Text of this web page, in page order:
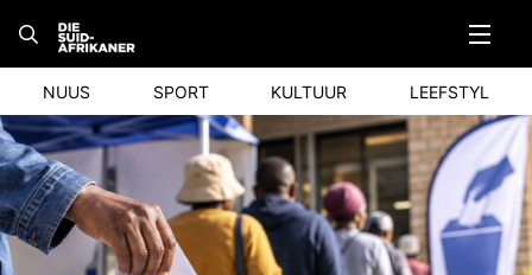
content
NUUS SPORT KULTUUR LEEFSTYL